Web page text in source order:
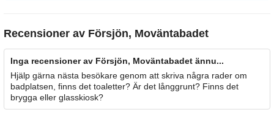
Recensioner av Försjön, Moväntabadet
Inga recensioner av Försjön, Moväntabadet ännu...
Hjälp gärna nästa besökare genom att skriva några rader om
badplatsen, finns det toaletter? Är det långgrunt? Finns det
brygga eller glasskiosk?